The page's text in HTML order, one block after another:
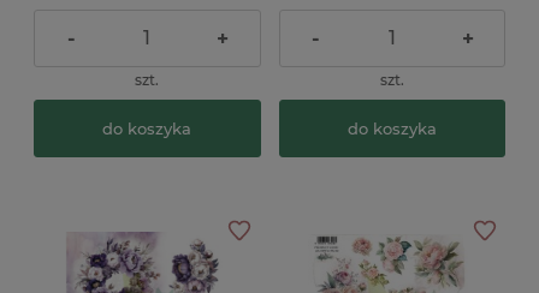
- +
szt.
do koszyka
- +
szt.
do koszyka